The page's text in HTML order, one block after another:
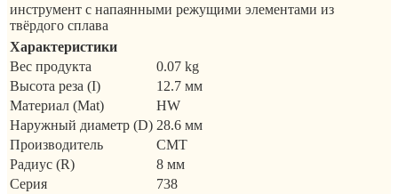
инструмент с напаянными режущими элементами из
твёрдого сплава
Характеристики
Вес продукта
0.07 kg
Высота реза (I)
12.7 мм
Материал (Mat)
HW
Наружный диаметр (D) 28.6 мм
Производитель
CMT
Радиус (R)
8 мм
Серия
738